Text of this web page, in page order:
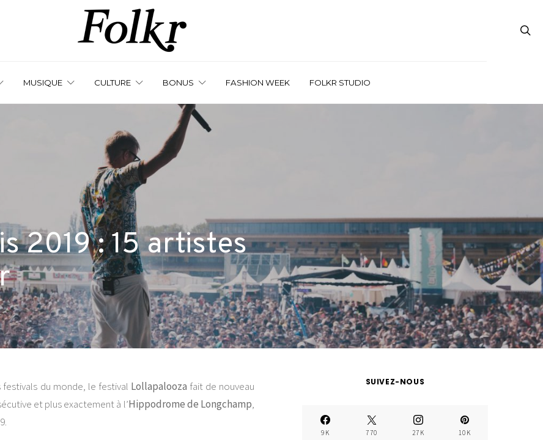
MUSIQUE CULTURE BONUS FASHION WEEK FOLKR STUDIO
2019 : 15 artistes
festivals du monde, le festival Lollapalooza fait de nouveau
et plus exactement à l’Hippodrome de Longchamp,
SUIVEZ-NOUS
9K 770 27K 10K